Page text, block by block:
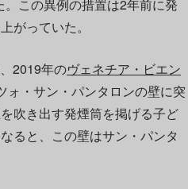
。この異例の措置は2年前に発
がっていた。
2019年のヴェネチア・ビエン
ォ・サン・パンタロンの壁に突
吹き出す発煙筒を掲げる子ど
ると、この壁はサン・パンタ